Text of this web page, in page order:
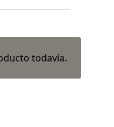
todavía.